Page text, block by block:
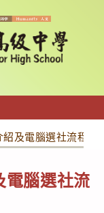
及電腦選社流程說
電腦選社流